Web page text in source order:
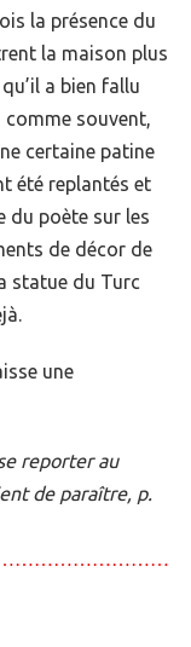
la présence du
la maison plus
a bien fallu
comme souvent,
certaine patine
été replantés et
du poète sur les
de décor de
statue du Turc
une
reporter au
de paraître, p.